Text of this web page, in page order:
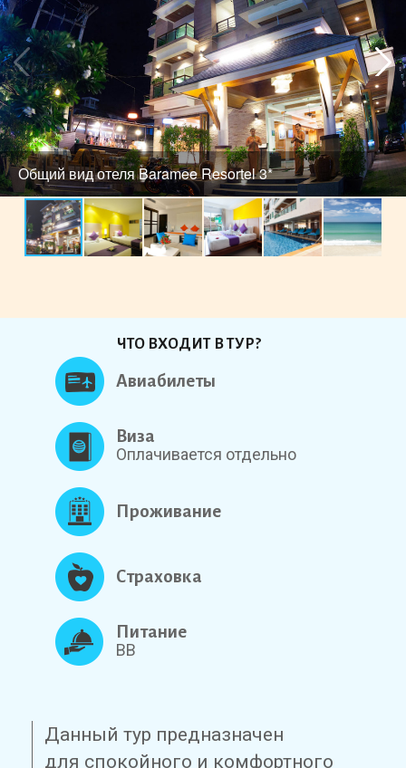
Общий вид отеля Baramee Resortel 3*
ЧТО ВХОДИТ В ТУР?
Авиабилеты
Виза
Оплачивается отдельно
Проживание
Страховка
Питание
BB
Данный тур предназначен
для спокойного и комфортного